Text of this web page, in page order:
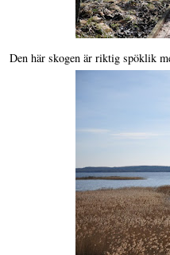
Den här skogen är riktig spöklik